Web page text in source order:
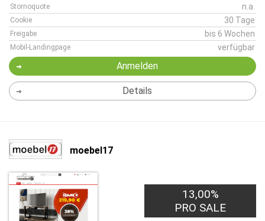
Stornoquote n.a.
Cookie 30 Tage
Freigabe bis 6 Wochen
Mobil-Landingpage verfügbar
Anmelden
Details
moebel17
13,00%
PRO SALE